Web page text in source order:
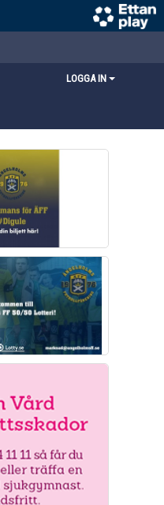
LOGGA IN